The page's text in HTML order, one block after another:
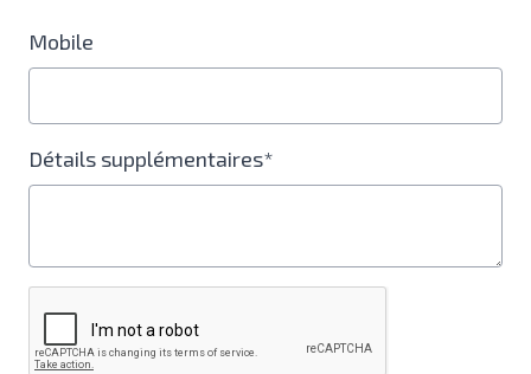
Mobile
Détails supplémentaires*